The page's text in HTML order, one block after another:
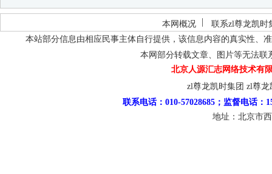
本网概况
联系zl尊龙凯时
本站部分信息由相应民事主体自行提供，该信息内容的真实性、
本网部分转载文章、图片等无法
北京人源汇志网络技术有
zl尊龙凯时集团 zl尊龙
联系电话：010-57028685；监督电话：
地址：北京市